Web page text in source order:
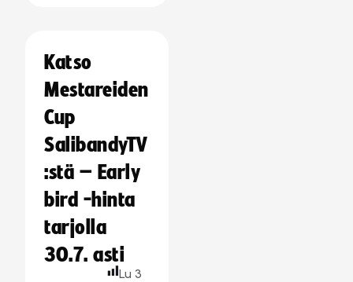
Katso
Mestareiden
Cup
SalibandyTV
:stä – Early
bird -hinta
tarjolla
30.7. asti
Lu 3